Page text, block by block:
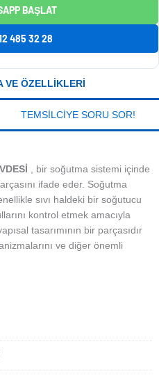
BAŞLAT
485 32 28
VE ÖZELLIKLERI
TEMSILCIYE SORU SOR!
, bir soğutma sistemi içinde
ifade eder. Soğutma
sıvı haldeki bir soğutucu
kontrol etmek amacıyla
tasarımının bir parçasıdır
ve diğer önemli